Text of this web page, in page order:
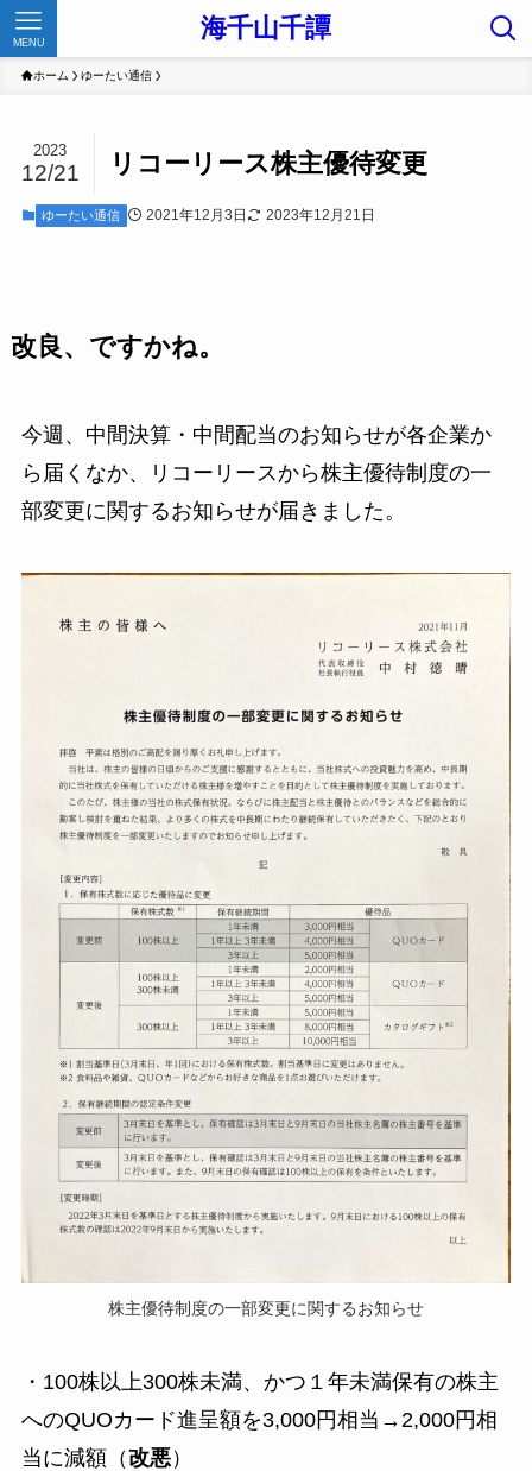
海千山千譚
MENU
ホーム ゆーたい通信
リコーリース株主優待変更
2023
12/21
ゆーたい通信 2021年12月3日 2023年12月21日
改良、ですかね。
今週、中間決算・中間配当のお知らせが各企業か
ら届くなか、リコーリースから株主優待制度の一
部変更に関するお知らせが届きました。
株主優待制度の一部変更に関するお知らせ
・100株以上300株未満、かつ１年未満保有の株主
へのQUOカード進呈額を3,000円相当→2,000円相
当に減額（改悪）